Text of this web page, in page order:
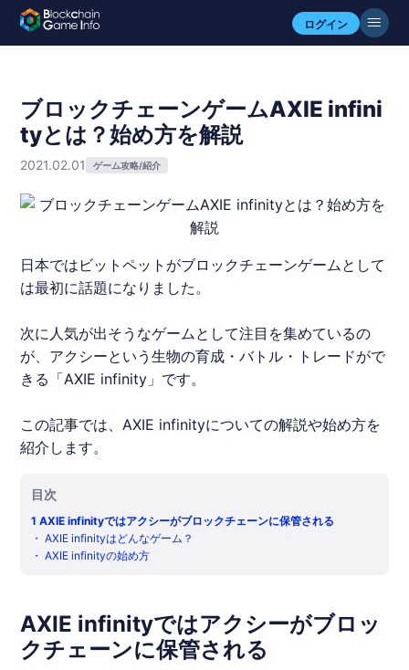
ログイン
ブロックチェーンゲームAXIE infini
tyとは？始め方を解説
2021.02.01 ゲーム攻略/紹介
日本ではビットペットがブロックチェーンゲームとして
は最初に話題になりました。
次に人気が出そうなゲームとして注目を集めているの
が、アクシーという生物の育成・バトル・トレードがで
きる「AXIE infinity」です。
この記事では、AXIE infinityについての解説や始め方を
紹介します。
目次
1AXIE infinityではアクシーがブロックチェーンに保管される
・AXIE infinityはどんなゲーム？
・AXIE infinityの始め方
AXIE infinityではアクシーがブロッ
クチェーンに保管される